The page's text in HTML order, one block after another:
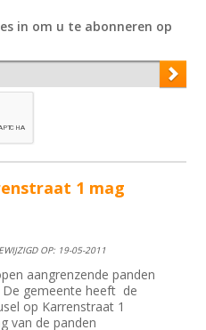
in om u te abonneren op
1 mag
OP: 19-05-2011
aangrenzende panden
gemeente heeft de
op Karrenstraat 1
van de panden